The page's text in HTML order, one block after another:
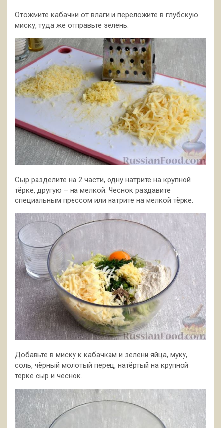
Отожмите кабачки от влаги и переложите в глубокую
миску, туда же отправьте зелень.
Сыр разделите на 2 части, одну натрите на крупной
тёрке, другую – на мелкой. Чеснок раздавите
специальным прессом или натрите на мелкой тёрке.
Добавьте в миску к кабачкам и зелени яйца, муку,
соль, чёрный молотый перец, натёртый на крупной
тёрке сыр и чеснок.